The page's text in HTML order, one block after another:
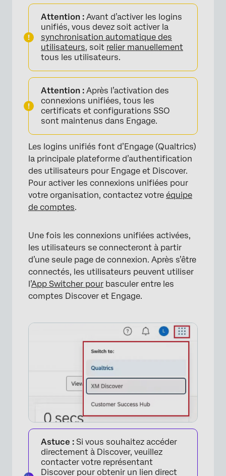
Attention : Avant d’activer les logins
unifiés, vous devez soit activer la
synchronisation automatique des
utilisateurs, soit relier manuellement
tous les utilisateurs.
Attention : Après l’activation des
connexions unifiées, tous les
certificats et configurations SSO
sont maintenus dans Engage.
Les logins unifiés font d’Engage (Qualtrics)
la principale plateforme d’authentification
des utilisateurs pour Engage et Discover.
Pour activer les connexions unifiées pour
votre organisation, contactez votre équipe
de comptes.
Une fois les connexions unifiées activées,
les utilisateurs se connecteront à partir
d’une seule page de connexion. Après s’être
connectés, les utilisateurs peuvent utiliser
l’App Switcher pour basculer entre les
comptes Discover et Engage.
Astuce : Si vous souhaitez accéder
directement à Discover, veuillez
contacter votre représentant
Discover pour obtenir un lien direct